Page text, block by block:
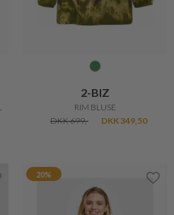
2-BIZ
RIM BLUSE
DKK 699,-
DKK 349,50
20%